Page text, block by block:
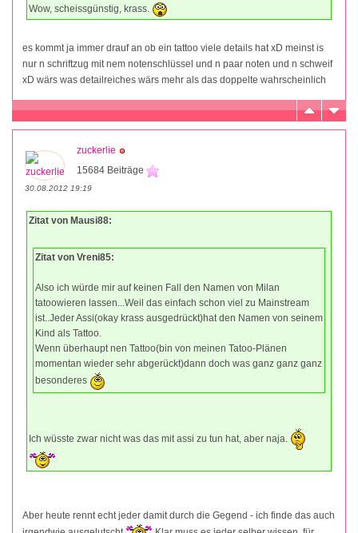
Wow, scheissgünstig, krass.
es kommt ja immer drauf an ob ein tattoo viele details hat xD meinst is
nur n schriftzug mit nem notenschlüssel und n paar noten und n schweif
xD wärs was detailreiches wärs mehr als das doppelte wahrscheinlich
zuckerlie
15684 Beiträge
30.08.2012 19:19
Zitat von Mausi88:
Zitat von Vreni85:
Also ich würde mir auf keinen Fall den Namen von Milan
tatoowieren lassen...Weil das einfach schon viel zu Mainstream
ist..Jeder Assi(okay krass ausgedrückt)hat den Namen von seinem
Kind als Tattoo.
Wenn überhaupt nen Tattoo(bin von meinen Tatoo-Plänen
momentan wieder sehr abgerückt)dann doch was ganz ganz ganz
besonderes
Ich wüsste zwar nicht was das mit assi zu tun hat, aber naja.
Aber heute rennt echt jeder damit durch die Gegend - ich finde das auch